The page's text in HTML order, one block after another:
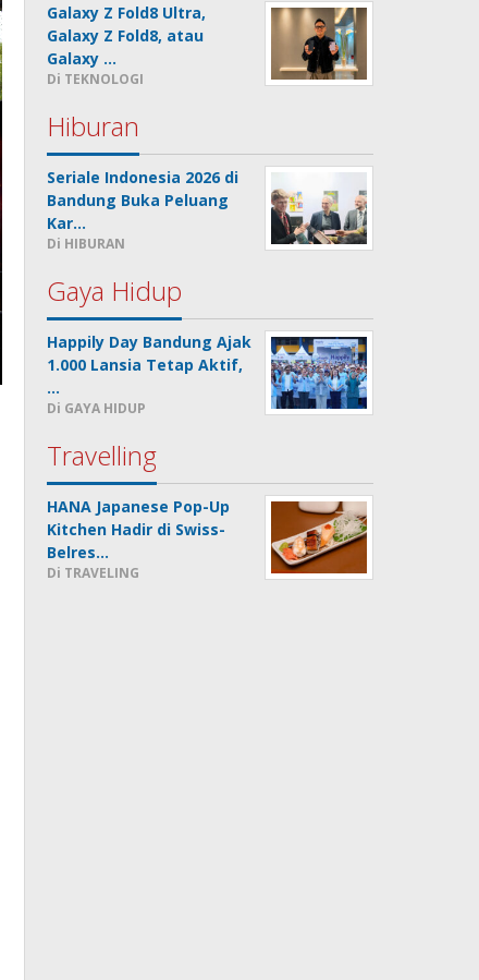
Galaxy Z Fold8 Ultra,
Galaxy Z Fold8, atau
Galaxy …
Di TEKNOLOGI
Hiburan
Seriale Indonesia 2026 di
Bandung Buka Peluang
Kar…
Di HIBURAN
Gaya Hidup
Happily Day Bandung Ajak
1.000 Lansia Tetap Aktif,
…
Di GAYA HIDUP
Travelling
HANA Japanese Pop-Up
Kitchen Hadir di Swiss-
Belres…
Di TRAVELING